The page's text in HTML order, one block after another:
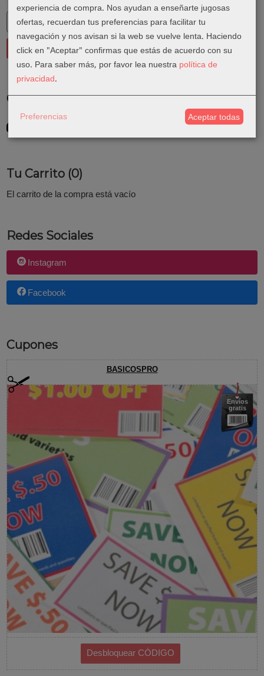
Costes de Envío
GRATIS *
Tu Carrito (0)
El carrito de la compra está vacío
Redes Sociales
Instagram
Facebook
Cupones
BASICOSPRO
Envíos
gratis
experiencia de compra. Nos ayudan a enseñarte jugosas
ofertas, recuerdan tus preferencias para facilitar tu
navegación y nos avisan si la web se vuelve lenta. Haciendo
click en "Aceptar" confirmas que estás de acuerdo con su
uso. Para saber más, por favor lea nuestra política de
privacidad.
Preferencias Aceptar todas